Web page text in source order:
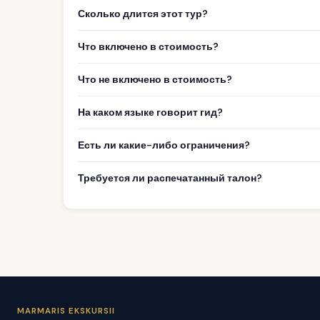
Сколько длится этот тур?
Что включено в стоимость?
Что не включено в стоимость?
На каком языке говорит гид?
Есть ли какие-либо ограничения?
Требуется ли распечатанный талон?
MARMARIS EKSKURSII